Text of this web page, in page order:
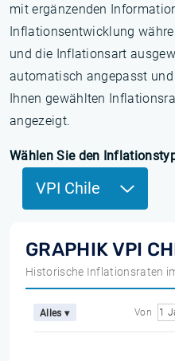
mit ergänzenden
Inflationsentwicklung
und die Inflationsart
automatisch angepasst
Ihnen gewählten
angezeigt.
Wählen Sie den
VPI Chile
GRAPHIK VPI
Historische Inflationsraten
Alles ▾ Von 1